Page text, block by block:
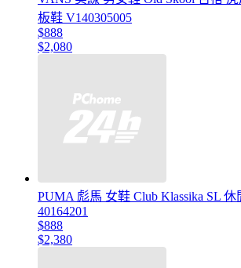
板鞋 V140305005
$888
$2,080
PUMA 彪馬 女鞋 Club Klassika SL
40164201
$888
$2,380